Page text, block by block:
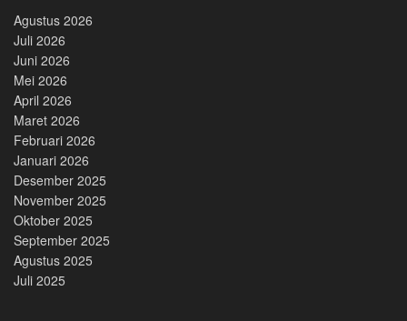
Agustus 2026
Juli 2026
Juni 2026
Mei 2026
April 2026
Maret 2026
Februari 2026
Januari 2026
Desember 2025
November 2025
Oktober 2025
September 2025
Agustus 2025
Juli 2025